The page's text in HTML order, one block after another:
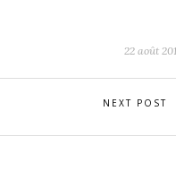
22 août
NEXT POST